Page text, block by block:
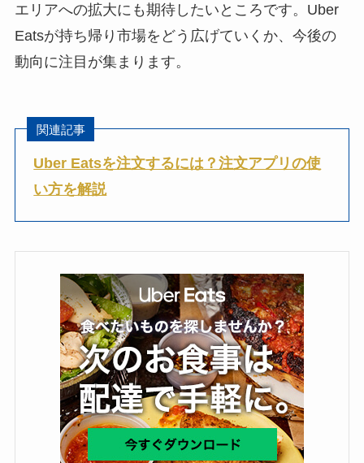
エリアへの拡大にも期待したいところです。Uber
Eatsが持ち帰り市場をどう広げていくか、今後の
動向に注目が集まります。
関連記事
Uber Eatsを注文するには？注文アプリの使
い方を解説